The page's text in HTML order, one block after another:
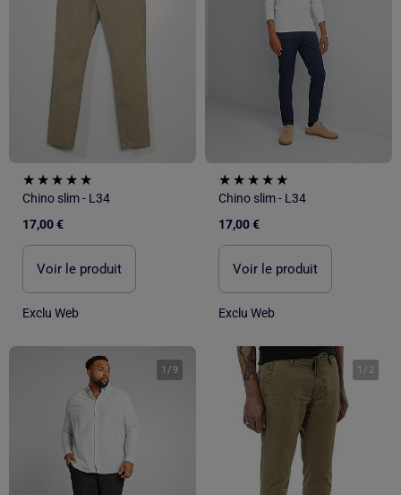
Chino slim - L34
17,00 €
Voir le produit
Exclu Web
Chino slim - L34
17,00 €
Voir le produit
Exclu Web
1 /9 1 / 2